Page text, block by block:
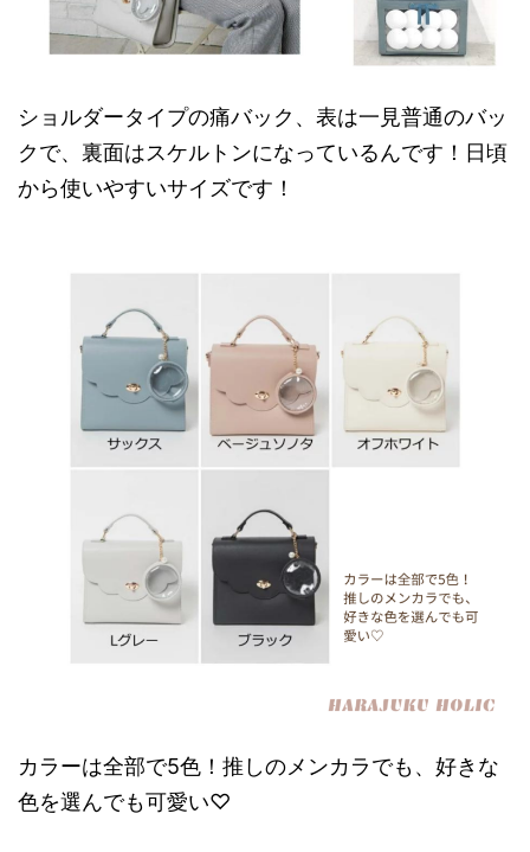
ショルダータイプの痛バック、表は一見普通のバッ
クで、裏面はスケルトンになっているんです！日頃
から使いやすいサイズです！
カラーは全部で5色！推しのメンカラでも、好きな
色を選んでも可愛い♡